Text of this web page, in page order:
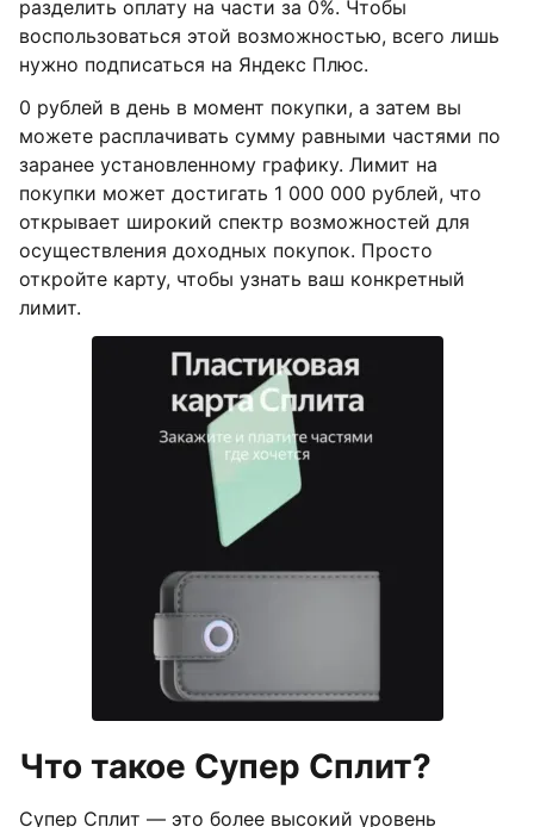
разделить оплату на части за 0%. Чтобы
воспользоваться этой возможностью, всего лишь
нужно подписаться на Яндекс Плюс.
0 рублей в день в момент покупки, а затем вы
можете расплачивать сумму равными частями по
заранее установленному графику. Лимит на
покупки может достигать 1 000 000 рублей, что
открывает широкий спектр возможностей для
осуществления доходных покупок. Просто
откройте карту, чтобы узнать ваш конкретный
лимит.
Что такое Супер Сплит?
Супер Сплит — это более высокий уровень